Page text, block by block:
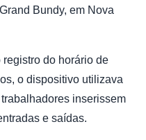
Bundy, em Nova
do horário de
o dispositivo utilizava
inserissem
e saídas.